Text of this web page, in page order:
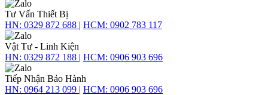
Tư Vấn Thiết Bị
HN: 0329 872 688 | HCM: 0902 783 117
Vật Tư - Linh Kiện
HN: 0329 872 188 | HCM: 0906 903 696
Tiếp Nhận Bảo Hành
HN: 0964 213 099 | HCM: 0906 903 696